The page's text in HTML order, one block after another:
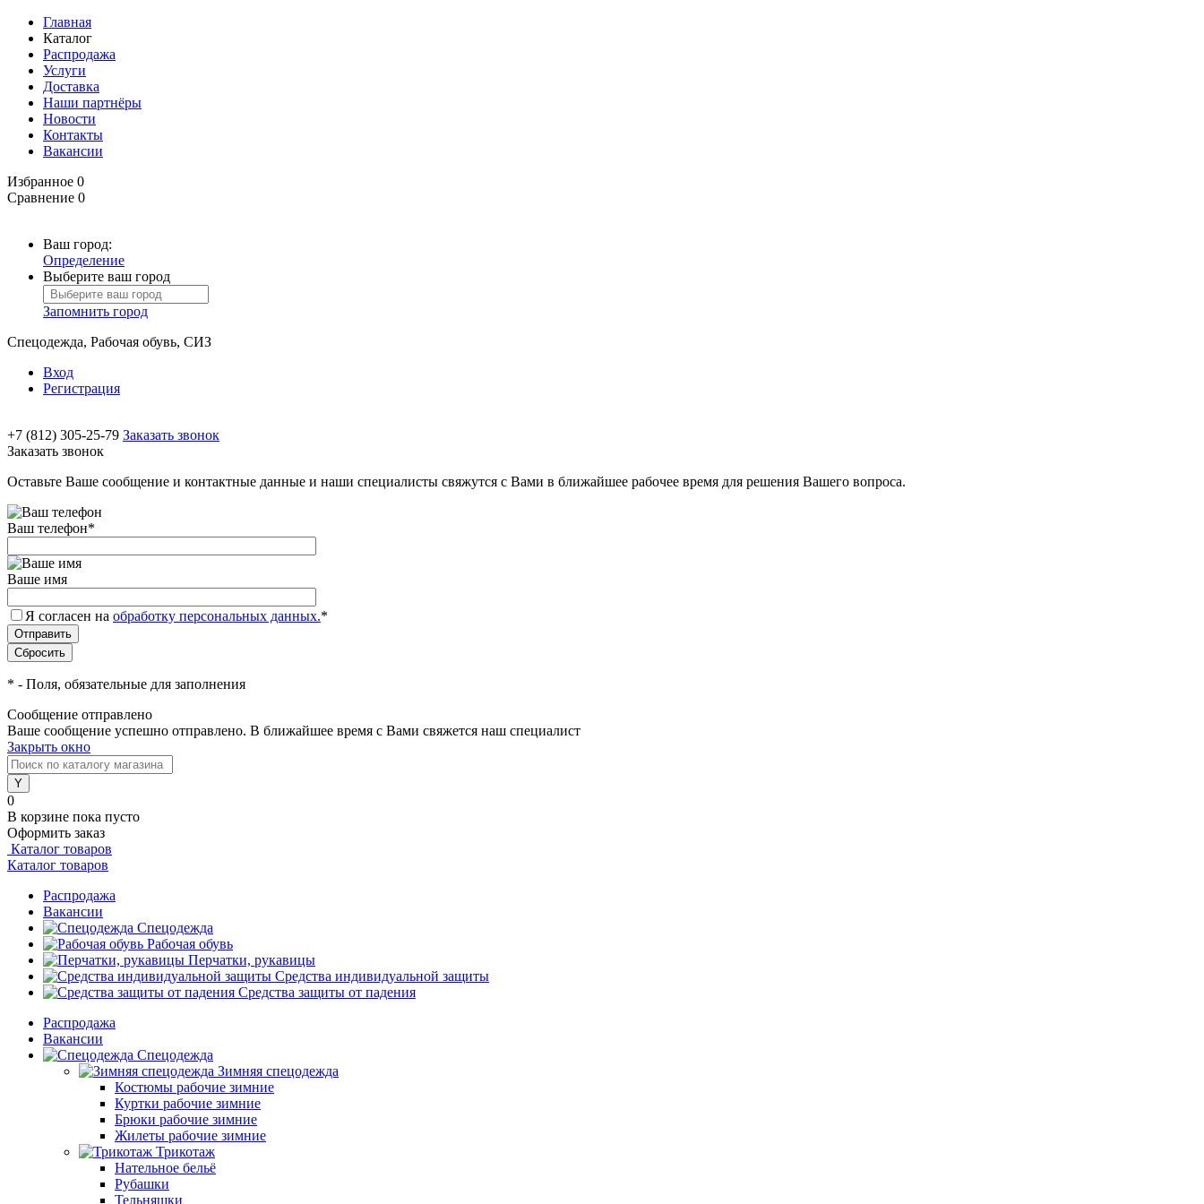
Главная
Каталог
Распродажа
Услуги
Доставка
Наши партнёры
Новости
Контакты
Вакансии
Избранное 0
Сравнение 0
Ваш город:
Определение
Выберите ваш город
Запомнить город
Спецодежда, Рабочая обувь, СИЗ
Вход
Регистрация
+7 (812) 305-25-79 Заказать звонок
Заказать звонок
Оставьте Ваше сообщение и контактные данные и наши специалисты свяжутся с Вами в ближайшее рабочее время для решения Вашего вопроса.
Ваш телефон*
Ваше имя
Я согласен на обработку персональных данных.*
* - Поля, обязательные для заполнения
Сообщение отправлено
Ваше сообщение успешно отправлено. В ближайшее время с Вами свяжется наш специалист
Закрыть окно
0
В корзине пока пусто
Оформить заказ
Каталог товаров
Каталог товаров
Распродажа
Вакансии
Спецодежда
Рабочая обувь
Перчатки, рукавицы
Средства индивидуальной защиты
Средства защиты от падения
Распродажа
Вакансии
Спецодежда
Зимняя спецодежда
Костюмы рабочие зимние
Куртки рабочие зимние
Брюки рабочие зимние
Жилеты рабочие зимние
Трикотаж
Нательное бельё
Рубашки
Тельняшки